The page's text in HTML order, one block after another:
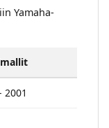
Yamaha-
2001